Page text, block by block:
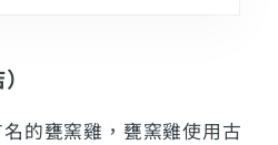
的甕窯雞，甕窯雞使用古